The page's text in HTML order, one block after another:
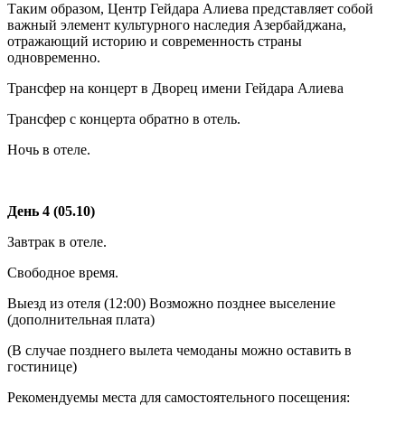
Таким образом, Центр Гейдара Алиева представляет собой
важный элемент культурного наследия Азербайджана,
отражающий историю и современность страны
одновременно.
Трансфер на концерт в Дворец имени Гейдара Алиева
Трансфер с концерта обратно в отель.
Ночь в отеле.
День 4 (05.10)
Завтрак в отеле.
Свободное время.
Выезд из отеля (12:00) Возможно позднее выселение
(дополнительная плата)
(В случае позднего вылета чемоданы можно оставить в
гостинице)
Рекомендуемы места для самостоятельного посещения: